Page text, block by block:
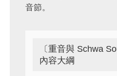
音節。
〔重音與 Schwa
內容大綱